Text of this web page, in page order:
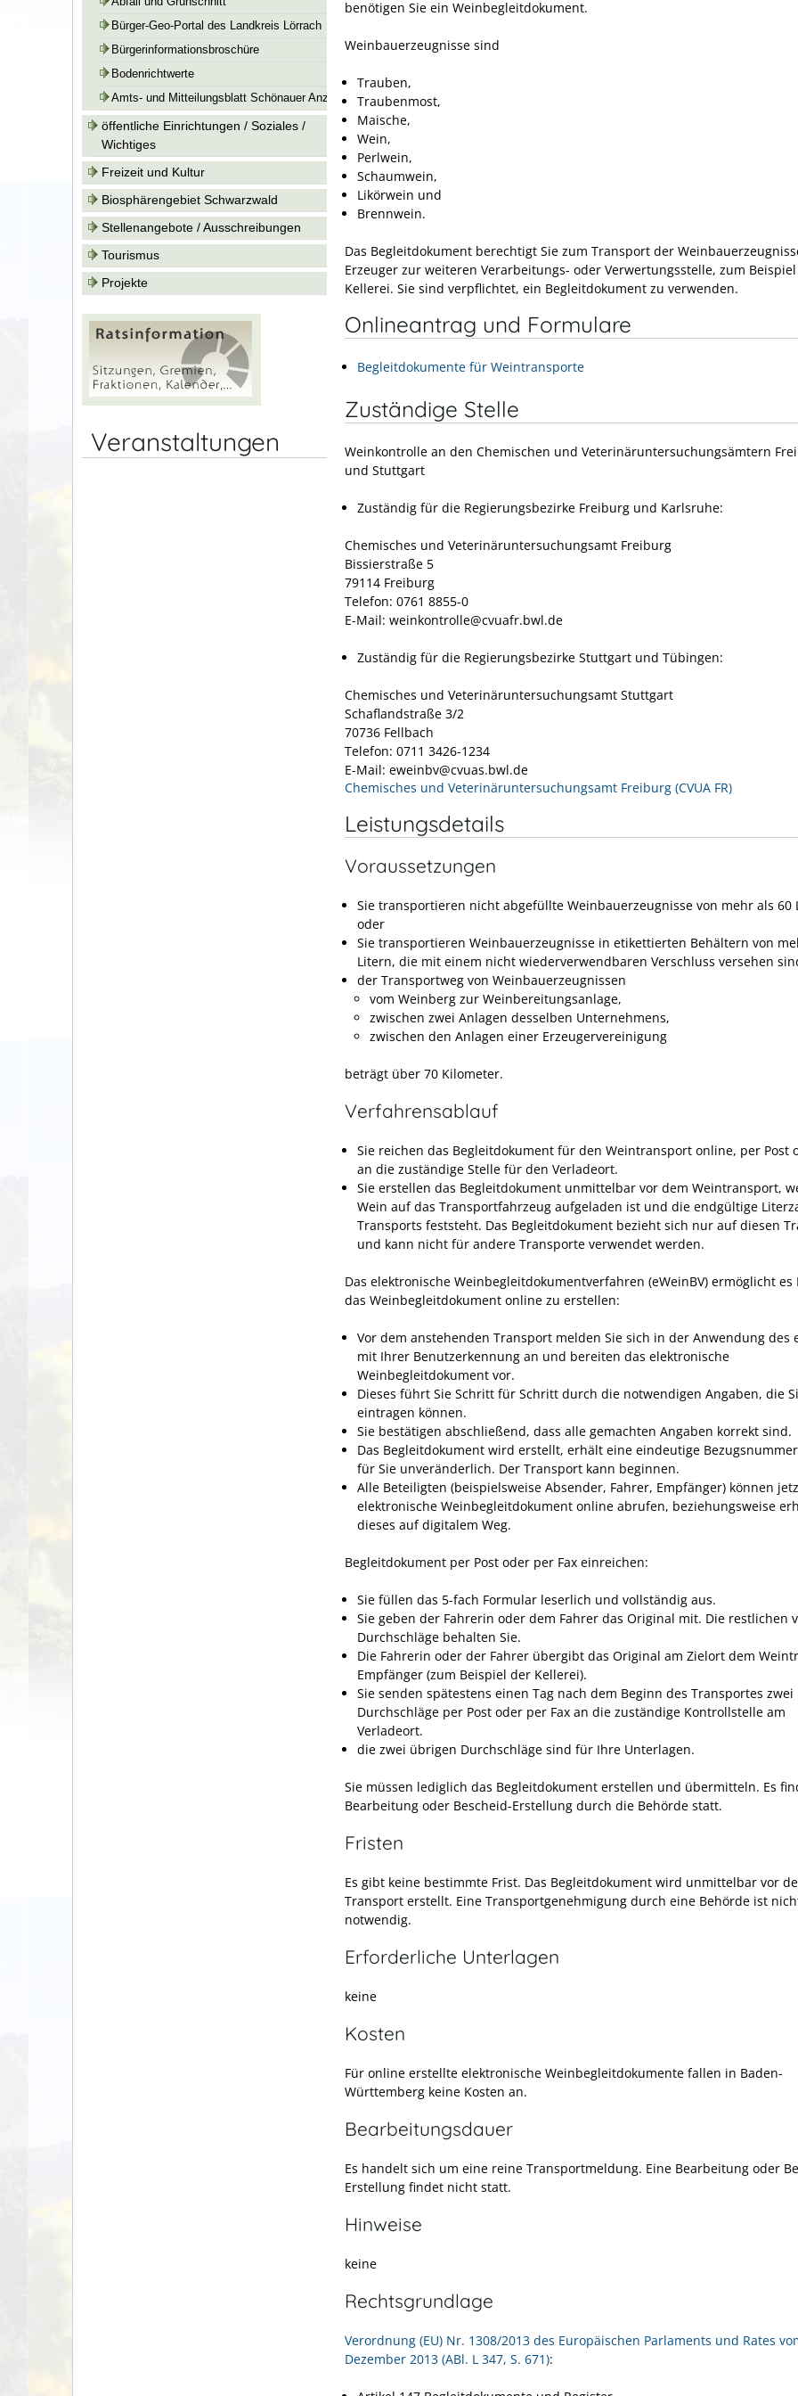
Bürger-Geo-Portal des Landkreis Lörrach
Bürgerinformationsbroschüre
Bodenrichtwerte
Amts- und Mitteilungsblatt Schönauer Anzeiger
öffentliche Einrichtungen / Soziales /
Wichtiges
Freizeit und Kultur
Biosphärengebiet Schwarzwald
Stellenangebote / Ausschreibungen
Tourismus
Projekte
Veranstaltungen
benötigen Sie ein Weinbegleitdokument.
Weinbauerzeugnisse sind
Trauben,
Traubenmost,
Maische,
Wein,
Perlwein,
Schaumwein,
Likörwein und
Brennwein.
Das Begleitdokument berechtigt Sie zum Transport der
Erzeuger zur weiteren Verarbeitungs- oder Verwertungsstelle, zum
Kellerei. Sie sind verpflichtet, ein Begleitdokument zu verwenden.
Onlineantrag und Formulare
Begleitdokumente für Weintransporte
Zuständige Stelle
Weinkontrolle an den Chemischen und Veterinäruntersuchungsämtern
und Stuttgart
Zuständig für die Regierungsbezirke Freiburg und Karlsruhe:
Chemisches und Veterinäruntersuchungsamt Freiburg
Bissierstraße 5
79114 Freiburg
Telefon: 0761 8855-0
E-Mail: weinkontrolle@cvuafr.bwl.de
Zuständig für die Regierungsbezirke Stuttgart und Tübingen:
Chemisches und Veterinäruntersuchungsamt Stuttgart
Schaflandstraße 3/2
70736 Fellbach
Telefon: 0711 3426-1234
E-Mail: eweinbv@cvuas.bwl.de
Chemisches und Veterinäruntersuchungsamt Freiburg (CVUA FR)
Leistungsdetails
Voraussetzungen
Sie transportieren nicht abgefüllte Weinbauerzeugnisse von mehr als 60
oder
Sie transportieren Weinbauerzeugnisse in etikettierten Behältern von
Litern, die mit einem nicht wiederverwendbaren Verschluss versehen
der Transportweg von Weinbauerzeugnissen
vom Weinberg zur Weinbereitungsanlage,
zwischen zwei Anlagen desselben Unternehmens,
zwischen den Anlagen einer Erzeugervereinigung
beträgt über 70 Kilometer.
Verfahrensablauf
Sie reichen das Begleitdokument für den Weintransport online, per Post
an die zuständige Stelle für den Verladeort.
Sie erstellen das Begleitdokument unmittelbar vor dem Weintransport,
Wein auf das Transportfahrzeug aufgeladen ist und die endgültige
Transports feststeht. Das Begleitdokument bezieht sich nur auf diesen
und kann nicht für andere Transporte verwendet werden.
Das elektronische Weinbegleitdokumentverfahren (eWeinBV) ermöglicht es
das Weinbegleitdokument online zu erstellen:
Vor dem anstehenden Transport melden Sie sich in der Anwendung des
mit Ihrer Benutzerkennung an und bereiten das elektronische
Weinbegleitdokument vor.
Dieses führt Sie Schritt für Schritt durch die notwendigen Angaben, die
eintragen können.
Sie bestätigen abschließend, dass alle gemachten Angaben korrekt sind.
Das Begleitdokument wird erstellt, erhält eine eindeutige
für Sie unveränderlich. Der Transport kann beginnen.
Alle Beteiligten (beispielsweise Absender, Fahrer, Empfänger) können
elektronische Weinbegleitdokument online abrufen, beziehungsweise
dieses auf digitalem Weg.
Begleitdokument per Post oder per Fax einreichen:
Sie füllen das 5-fach Formular leserlich und vollständig aus.
Sie geben der Fahrerin oder dem Fahrer das Original mit. Die restlichen
Durchschläge behalten Sie.
Die Fahrerin oder der Fahrer übergibt das Original am Zielort dem
Empfänger (zum Beispiel der Kellerei).
Sie senden spätestens einen Tag nach dem Beginn des Transportes zwei
Durchschläge per Post oder per Fax an die zuständige Kontrollstelle am
Verladeort.
die zwei übrigen Durchschläge sind für Ihre Unterlagen.
Sie müssen lediglich das Begleitdokument erstellen und übermitteln. Es
Bearbeitung oder Bescheid-Erstellung durch die Behörde statt.
Fristen
Es gibt keine bestimmte Frist. Das Begleitdokument wird unmittelbar vor
Transport erstellt. Eine Transportgenehmigung durch eine Behörde ist
notwendig.
Erforderliche Unterlagen
keine
Kosten
Für online erstellte elektronische Weinbegleitdokumente fallen in Baden-
Württemberg keine Kosten an.
Bearbeitungsdauer
Es handelt sich um eine reine Transportmeldung. Eine Bearbeitung oder
Erstellung findet nicht statt.
Hinweise
keine
Rechtsgrundlage
Verordnung (EU) Nr. 1308/2013 des Europäischen Parlaments und Rates
Dezember 2013 (ABl. L 347, S. 671):